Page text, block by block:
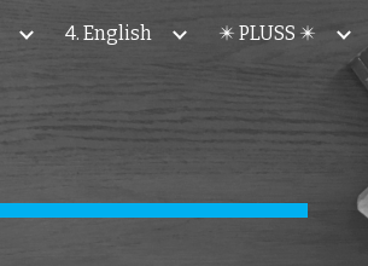
Skip to navigation
4. English ✴️ PLUSS ✴️